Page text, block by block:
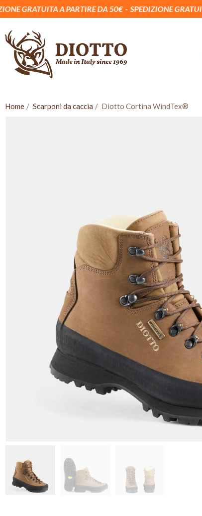
A PARTIRE DA 50€ SPEDIZIONE GRATUITA A PARTIRE
Home Scarponi da caccia Diotto Cortina WindTex®